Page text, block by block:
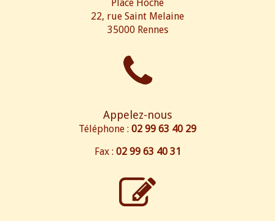
Place Hoche
22, rue Saint Melaine
35000 Rennes
Appelez-nous
Téléphone : 02 99 63 40 29
Fax : 02 99 63 40 31